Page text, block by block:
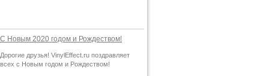
С Новым 2020 годом и Рождеством!
Дорогие друзья! VinylEffect.ru поздравляет
всех с Новым годом и Рождеством!